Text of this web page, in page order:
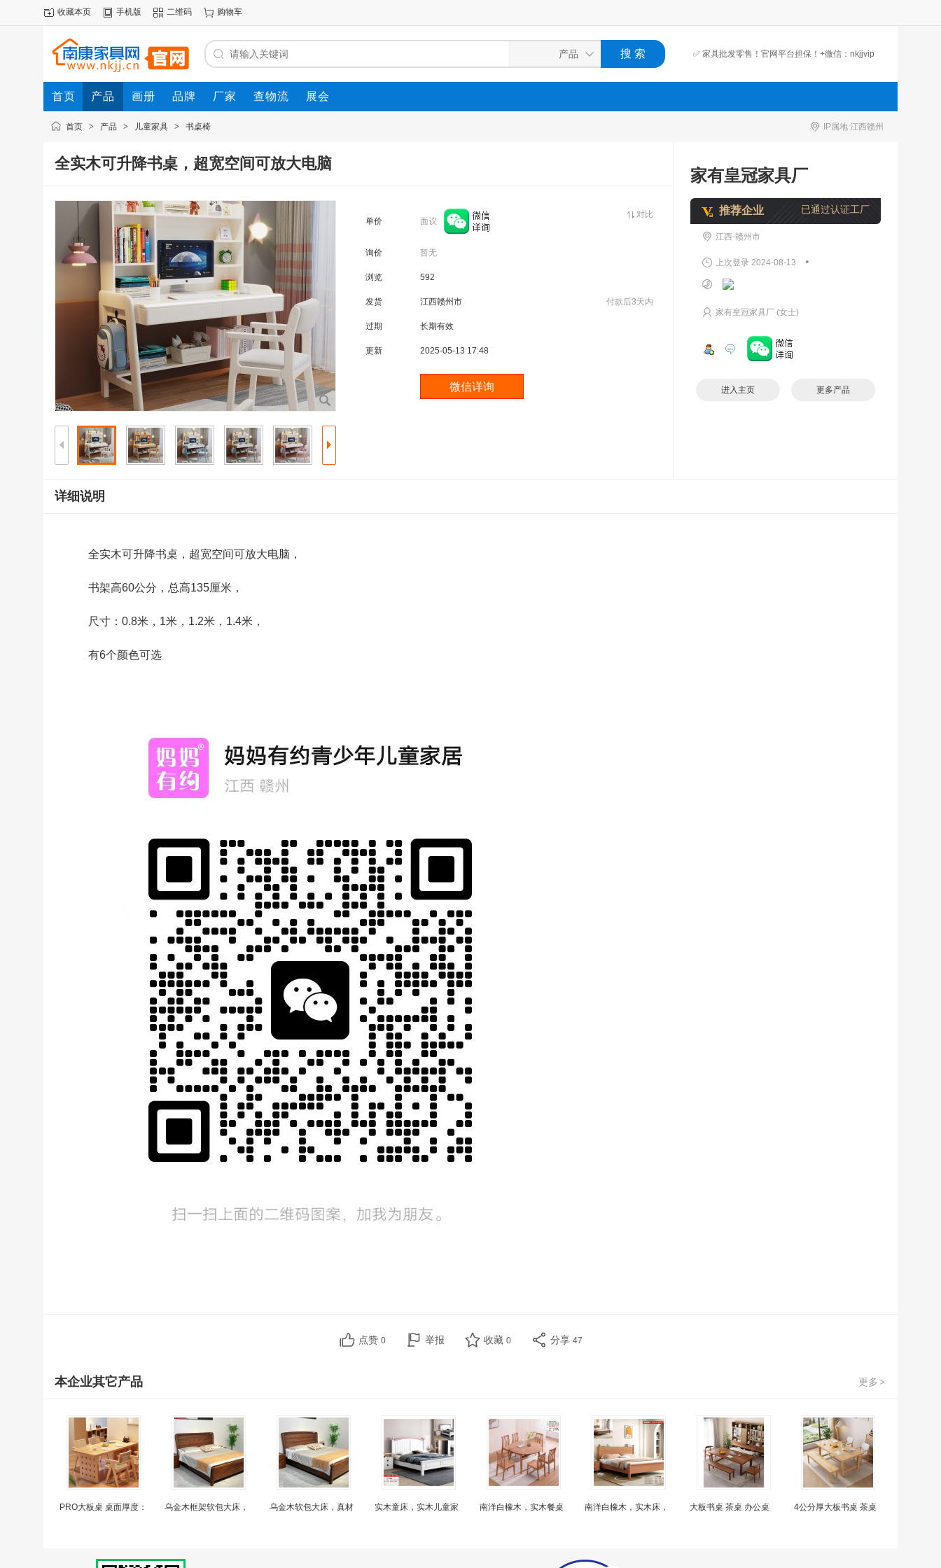
收藏本页 手机版 二维码 购物车
✅ 家具批发零售！官网平台担保！+微信：nkjjvip
首页 产品 画册 品牌 厂家 查物流 展会
IP属地 江西赣州
首页 > 产品 > 儿童家具 > 书桌椅
全实木可升降书桌，超宽空间可放大电脑
单价 面议
对比
询价 暂无
浏览 592
发货 江西赣州市 付款后3天内
过期 长期有效
更新 2025-05-13 17:48
家有皇冠家具厂
推荐企业 已通过认证工厂
江西-赣州市
上次登录 2024-08-13 •
家有皇冠家具厂 (女士)
进入主页 更多产品
详细说明
全实木可升降书桌，超宽空间可放大电脑，
书架高60公分，总高135厘米，
尺寸：0.8米，1米，1.2米，1.4米，
有6个颜色可选
点赞 0 举报 收藏 0 分享 47
更多 >
本企业其它产品
PRO大板桌 桌面厚度： 乌金木框架软包大床， 乌金木软包大床，真材 实木童床，实木儿童家 南洋白橡木，实木餐桌 南洋白橡木，实木床， 大板书桌 茶桌 办公桌 4公分厚大板书桌 茶桌